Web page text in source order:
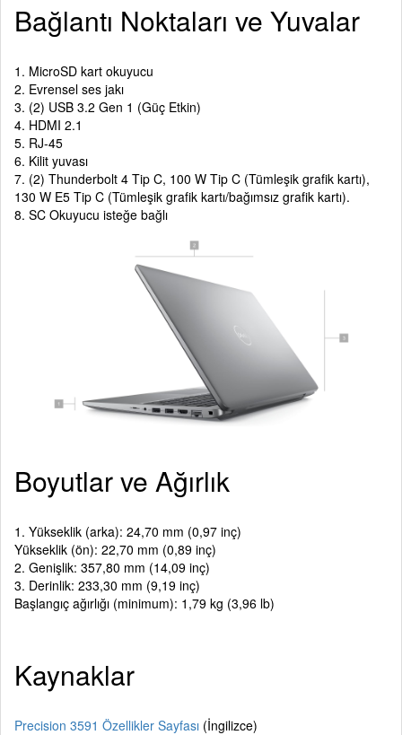
Bağlantı Noktaları ve Yuvalar
1. MicroSD kart okuyucu
2. Evrensel ses jakı
3. (2) USB 3.2 Gen 1 (Güç Etkin)
4. HDMI 2.1
5. RJ-45
6. Kilit yuvası
7. (2) Thunderbolt 4 Tip C, 100 W Tip C (Tümleşik grafik kartı),
130 W E5 Tip C (Tümleşik grafik kartı/bağımsız grafik kartı).
8. SC Okuyucu isteğe bağlı
Boyutlar ve Ağırlık
1. Yükseklik (arka): 24,70 mm (0,97 inç)
Yükseklik (ön): 22,70 mm (0,89 inç)
2. Genişlik: 357,80 mm (14,09 inç)
3. Derinlik: 233,30 mm (9,19 inç)
Başlangıç ağırlığı (minimum): 1,79 kg (3,96 lb)
Kaynaklar
Precision 3591 Özellikler Sayfası (İngilizce)